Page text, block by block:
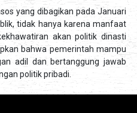
yang dibagikan pada Januari
tidak hanya karena manfaat
akan politik dinasti
bahwa pemerintah mampu
adil dan bertanggung jawab
politik pribadi.